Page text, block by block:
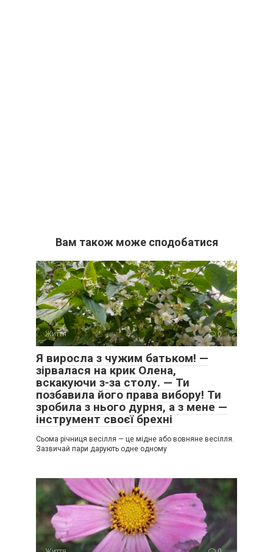
Вам також може сподобатися
Життя 0
Я виросла з чужим батьком! —
зірвалася на крик Олена,
вскакуючи з-за столу. — Ти
позбавила його права вибору! Ти
зробила з нього дурня, а з мене —
інструмент своєї брехні
Сьома річниця весілля — це мідне або вовняне весілля.
Зазвичай пари дарують одне одному